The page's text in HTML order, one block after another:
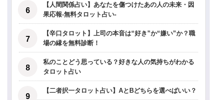
【人間関係占い】あなたを傷つけたあの人の未来・因
果応報-無料タロット占い-
【辛口タロット】上司の本音は“好き”か“嫌い”か？職
場の縁を無料診断！
私のことどう思っている？好きな人の気持ちがわかる
タロット占い
【二者択一タロット占い】AとBどちらを選べばいい？